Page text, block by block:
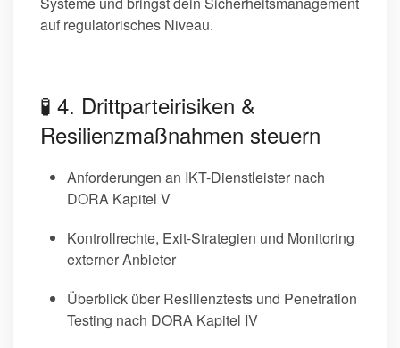
auf regulatorisches Niveau.
🧪 4. Drittparteirisiken &
Resilienzmaßnahmen steuern
Anforderungen an IKT-Dienstleister nach
DORA Kapitel V
Kontrollrechte, Exit-Strategien und Monitoring
externer Anbieter
Überblick über Resilienztests und Penetration
Testing nach DORA Kapitel IV